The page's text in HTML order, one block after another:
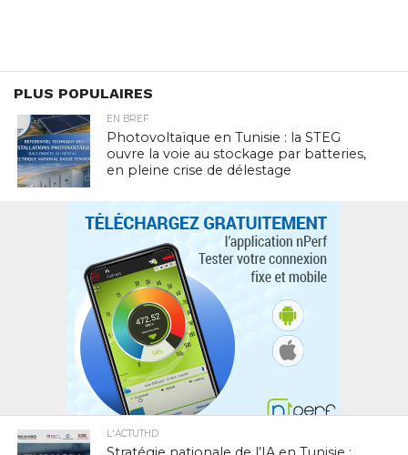
PLUS POPULAIRES
EN BREF
Photovoltaïque en Tunisie : la STEG
ouvre la voie au stockage par batteries,
en pleine crise de délestage
L'ACTUTHD